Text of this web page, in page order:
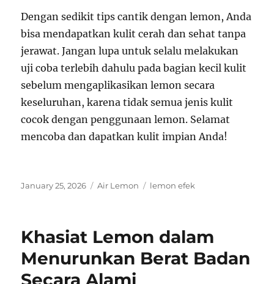
Dengan sedikit tips cantik dengan lemon, Anda
bisa mendapatkan kulit cerah dan sehat tanpa
jerawat. Jangan lupa untuk selalu melakukan
uji coba terlebih dahulu pada bagian kecil kulit
sebelum mengaplikasikan lemon secara
keseluruhan, karena tidak semua jenis kulit
cocok dengan penggunaan lemon. Selamat
mencoba dan dapatkan kulit impian Anda!
Posted
January 25, 2026 Categories
Air Lemon Tags
lemon efek
Khasiat Lemon dalam
Menurunkan Berat Badan
Secara Alami